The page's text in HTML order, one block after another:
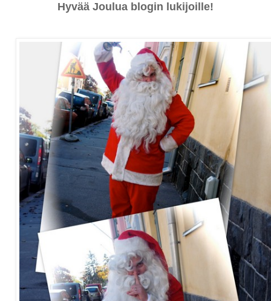
Hyvää Joulua blogin lukijoille!